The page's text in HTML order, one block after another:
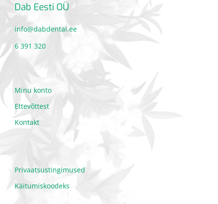
Dab Eesti OÜ
info@dabdental.ee
6 391 320
Minu konto
Ettevõttest
Kontakt
Privaatsustingimused
Käitumiskoodeks